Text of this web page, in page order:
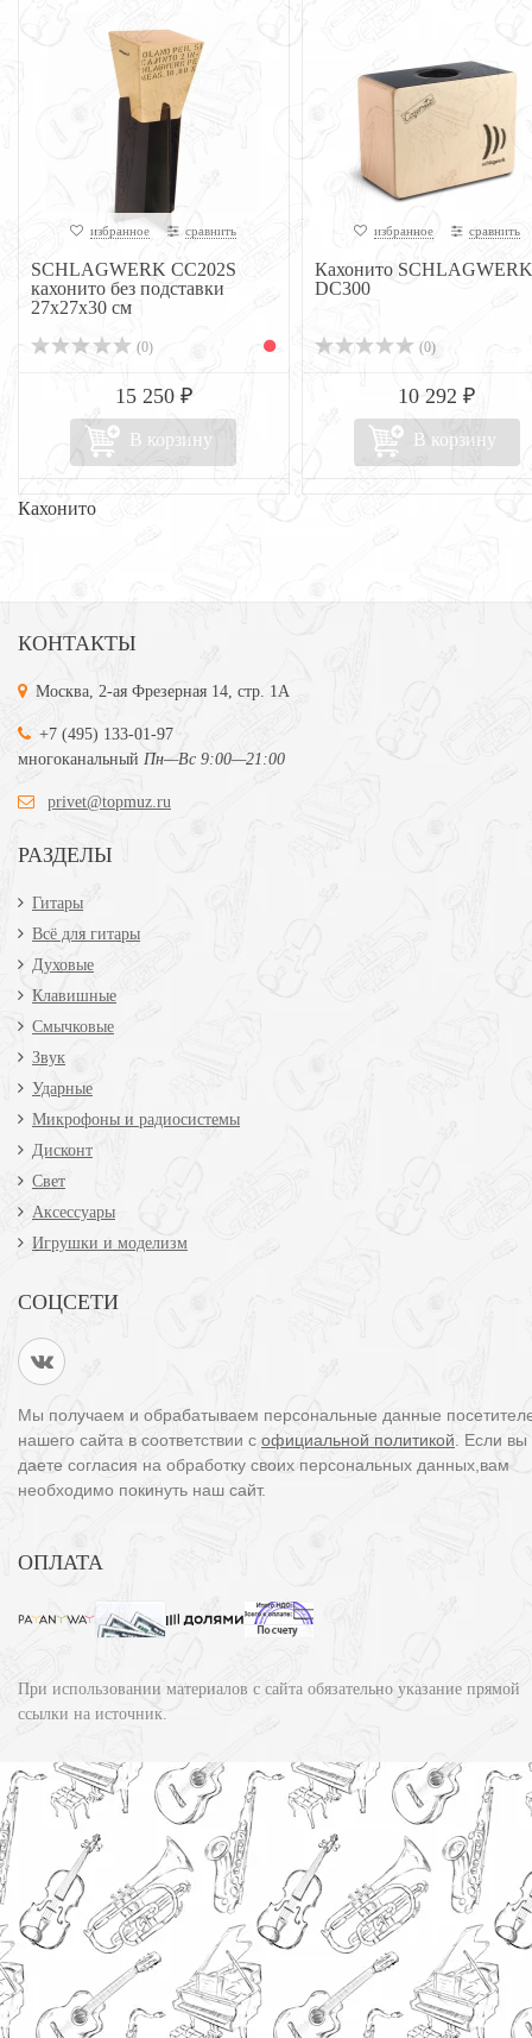
избранное сравнить
SCHLAGWERK CC202S
кахонито без подставки
27x27x30 см
(0)
15 250 ₽
В корзину
избранное сравнить
Кахонито SCHLAGWERK
DC300
(0)
10 292 ₽
В корзину
Кахонито
КОНТАКТЫ
Москва, 2-ая Фрезерная 14, стр. 1А
+7 (495) 133-01-97
многоканальный Пн—Вс 9:00—21:00
privet@topmuz.ru
РАЗДЕЛЫ
Гитары
Всё для гитары
Духовые
Клавишные
Смычковые
Звук
Ударные
Микрофоны и радиосистемы
Дисконт
Свет
Аксессуары
Игрушки и моделизм
СОЦСЕТИ
Мы получаем и обрабатываем персональные данные
нашего сайта в соответствии с официальной политикой . Если
даете согласия на обработку своих персональных данных,вам
необходимо покинуть наш сайт.
ОПЛАТА
При использовании материалов с сайта обязательно указание прямой
ссылки на источник.